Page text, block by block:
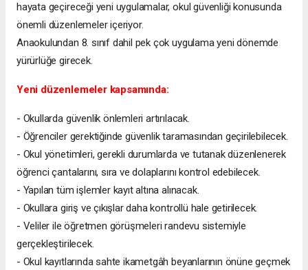
hayata geçireceği yeni uygulamalar, okul güvenliği konusunda
önemli düzenlemeler içeriyor.
Anaokulundan 8. sınıf dahil pek çok uygulama yeni dönemde
yürürlüğe girecek.
Yeni düzenlemeler kapsamında:
- Okullarda güvenlik önlemleri artırılacak.
- Öğrenciler gerektiğinde güvenlik taramasından geçirilebilecek.
- Okul yönetimleri, gerekli durumlarda ve tutanak düzenlenerek
öğrenci çantalarını, sıra ve dolaplarını kontrol edebilecek.
- Yapılan tüm işlemler kayıt altına alınacak.
- Okullara giriş ve çıkışlar daha kontrollü hale getirilecek.
- Veliler ile öğretmen görüşmeleri randevu sistemiyle
gerçekleştirilecek.
- Okul kayıtlarında sahte ikametgâh beyanlarının önüne geçmek